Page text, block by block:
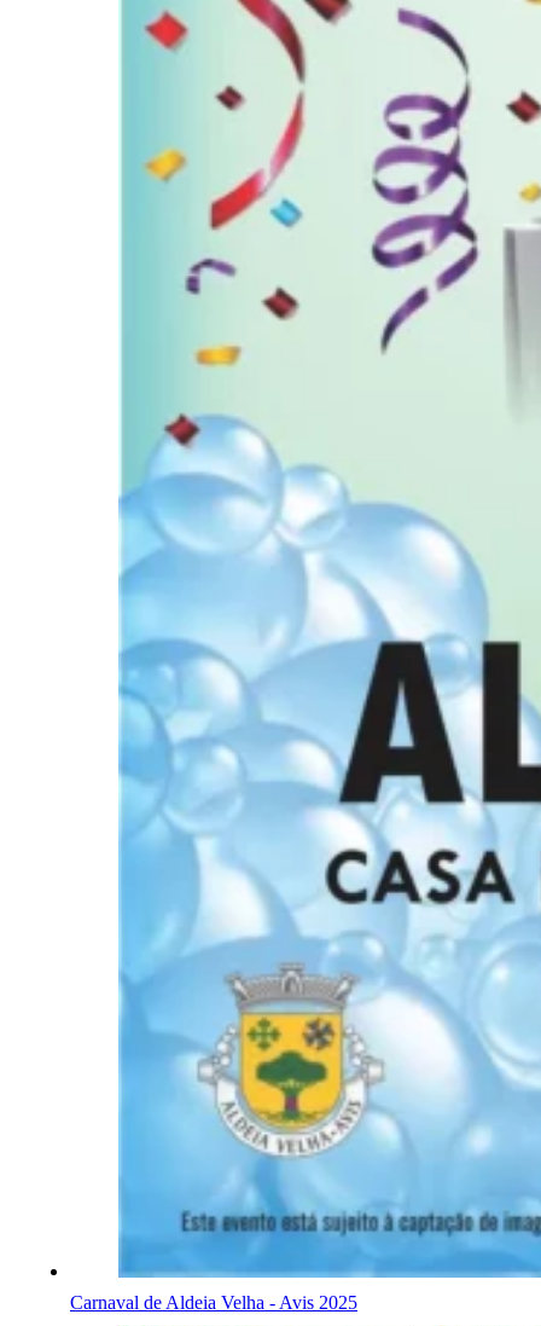
Carnaval de Aldeia Velha - Avis 2025